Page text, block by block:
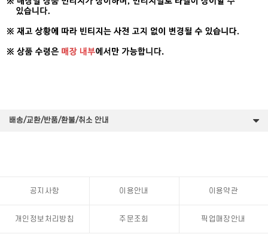
배송/교환/반품/환불/취소 안내
공지사항 이용안내 이용약관
개인정보처리방침 주문조회 픽업매장안내